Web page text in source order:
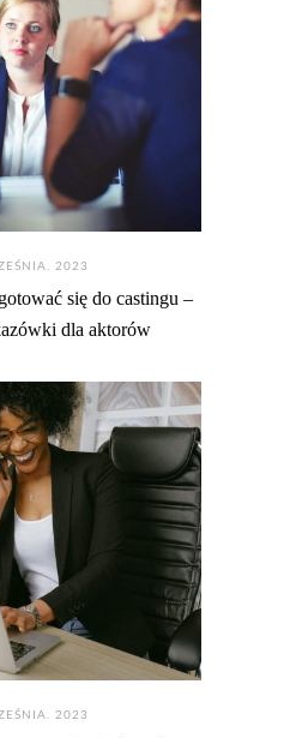
2023
się do castingu –
dla aktorów
2023